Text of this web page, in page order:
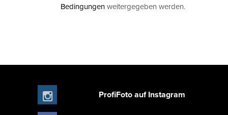
Bedingungenweitergegeben werden.
ProfiFoto auf Instagram